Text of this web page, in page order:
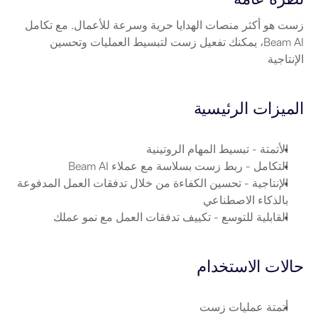
الإنتاجية
الميزات الرئيسية
الأتمتة - تبسيط المهام الروتينية
التكامل - ربط زست بسلاسة مع عملاء Beam AI
الإنتاجية
بالذكاء الاصطناعي
القابلية للتوسع - تكييف تدفقات العمل مع نمو عملك
حالات الاستخدام
أتمتة عمليات زست